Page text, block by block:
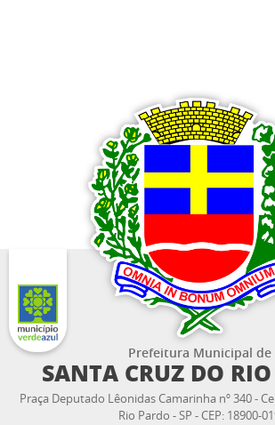
Prefeitura Municipal de
SANTA CRUZ DO
Praça Deputado Lêonidas Camarinha nº 340 -
Rio Pardo - SP - CEP: 18900-